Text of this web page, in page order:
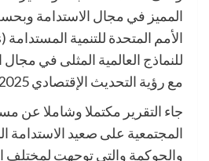
المميز في مجال الاستدامة
للنماذج العالمية المثلى في مجال
مع رؤية التحديث الإقتصادي 2025 و 2030.
جاء التقرير مكتملا وشاملا عن
المجتمعية على صعيد الاستدامة
والحوكمة والتي توجهت لمختلف